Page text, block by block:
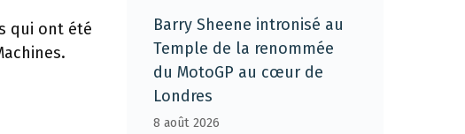
qui ont été
Barry Sheene intronisé au
Temple de la renommée
du MotoGP au cœur de
Londres
8 août 2026